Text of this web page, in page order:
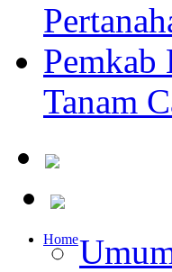
Pemkab
Tanam
Home